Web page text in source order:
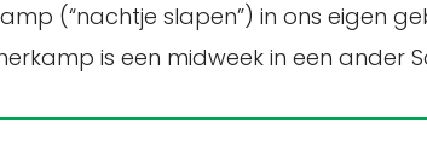
(“nachtje slapen”) in ons eigen
is een midweek in een ander